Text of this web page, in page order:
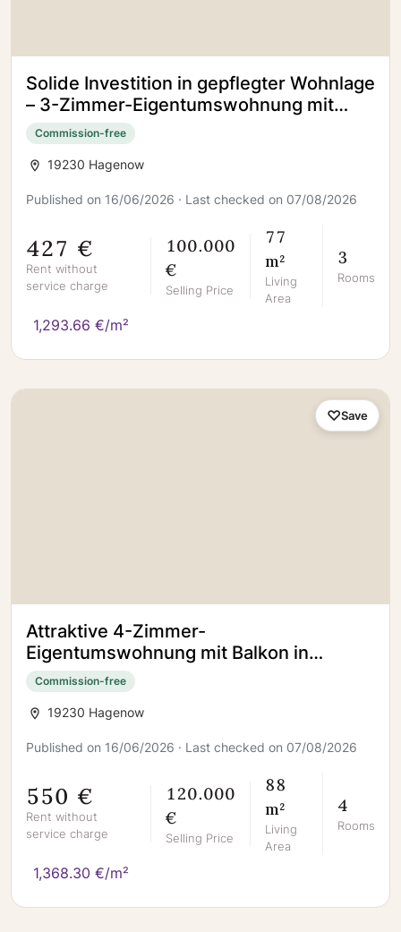
Solide Investition in gepflegter Wohnlage
– 3-Zimmer-Eigentumswohnung mit
Balkon in Hagenow
Commission-free
19230 Hagenow
Published on 16/06/2026 · Last checked on 07/08/2026
427 €
Rent without
service charge
100.000
€
Selling Price
77
m²
Living
Area
3
Rooms
1,293.66 €/m²
Attraktive 4-Zimmer-
Eigentumswohnung mit Balkon in
zentraler Lage von Hagenow – ideal für
Kapitalanleger und Selbstnutzer
Commission-free
19230 Hagenow
Published on 16/06/2026 · Last checked on 07/08/2026
550 €
Rent without
service charge
120.000
€
Selling Price
88
m²
Living
Area
4
Rooms
1,368.30 €/m²
Save